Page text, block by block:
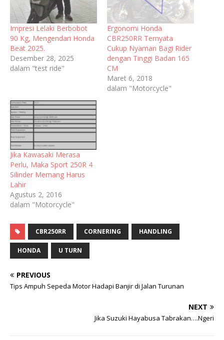
Impresi Lelaki Berbobot
90 Kg, Mengendari Honda
Beat 2025.
Desember 28, 2025
dalam "test ride"
Ergonomi Honda
CBR250RR Ternyata
Cukup Nyaman Bagi Rider
dengan Tinggi Badan 165
CM
Maret 6, 2018
dalam "Motorcycle"
Jika Kawasaki Merasa
Perlu, Maka Sport 250R 4
Silinder Memang Harus
Lahir
Agustus 2, 2016
dalam "Motorcycle"
CBR250RR CORNERING HANDLING
HONDA U TURN
PREVIOUS
Tips Ampuh Sepeda Motor Hadapi Banjir di Jalan Turunan
NEXT
Jika Suzuki Hayabusa Tabrakan….Ngeri